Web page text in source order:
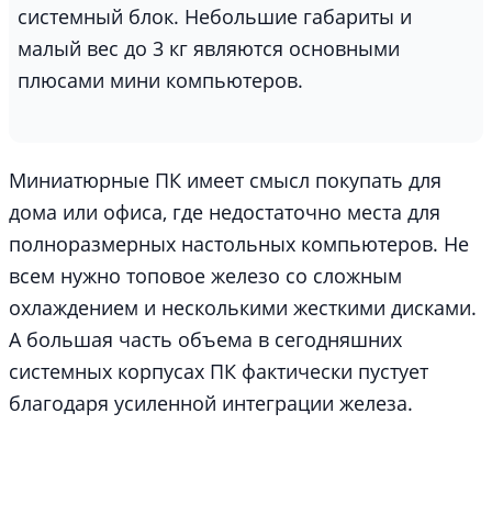
системный блок. Небольшие габариты и
малый вес до 3 кг являются основными
плюсами мини компьютеров.
Миниатюрные ПК имеет смысл покупать для
дома или офиса, где недостаточно места для
полноразмерных настольных компьютеров. Не
всем нужно топовое железо со сложным
охлаждением и несколькими жесткими дисками.
А большая часть объема в сегодняшних
системных корпусах ПК фактически пустует
благодаря усиленной интеграции железа.